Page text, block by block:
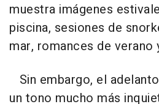
muestra imágenes
piscina, sesiones de
mar, romances de verano
Sin embargo, el
un tono mucho más